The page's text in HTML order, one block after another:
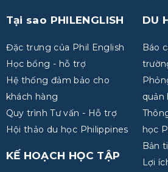
Tại sao PHILENGLISH
Đặc trưng của Phil English
Học bổng - hỗ trợ
Hệ thống đảm bảo cho
khách hàng
Quy trình Tư vấn - Hỗ trợ
Hội thảo du học Philippines
KẾ HOẠCH HỌC TẬP
DU
Báo
quản
học
Bản
Lợi